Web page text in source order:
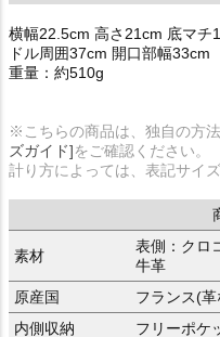
横幅22.5cm 高さ21cm 底マチ
ドル周囲37cm 開口部幅33cm
重量：約510g
※こちらの商品は、独自の方
ズガイド]をご確認ください。
計り方によっては、表記サイ
素材
表側：クロ
牛革
原産国
フランス(
内側収納
フリーポケ